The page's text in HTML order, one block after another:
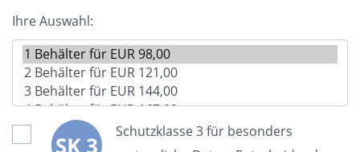
Ihre Auswahl:
Schutzklasse 3 für besonders